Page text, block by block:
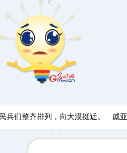
民兵们整齐排列，向大漠挺近。 戚